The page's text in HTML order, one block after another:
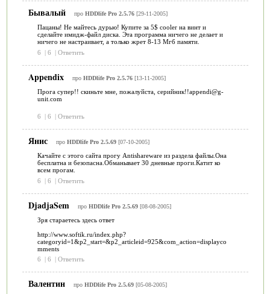
Бывалый про HDDlife Pro 2.5.76[29-11-2005]
Пацаны! Не майтесь дурью! Купите за 5$ cooler на винт и
сделайте имидж-файл диска. Эта программа ничего не делает и
ничего не настраивает, а только жрет 8-13 Мгб памяти.
6
| 6 | Ответить
Appendix про HDDlife Pro 2.5.76[13-11-2005]
Прога супер!! скиньте мне, пожалуйста, серийник!!appendi@g-
unit.com
6 | 6 | Ответить
Янис про HDDlife Pro 2.5.69[07-10-2005]
Качайте с этого сайта прогу Antishareware из раздела файлы.Она
бесплатна и безопасна.Обманывает 30 дневные проги.Катит ко
всем прогам.
6
| 6 | Ответить
DjadjaSem про HDDlife Pro 2.5.69[08-08-2005]
Зря стараетесь здесь ответ
http://www.softik.ru/index.php?
categoryid=1&p2_start=&p2_articleid=925&com_action=displayco
mments
6
| 6 | Ответить
Валентин про HDDlife Pro 2.5.69[05-08-2005]